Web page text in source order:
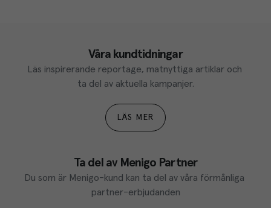
Våra kundtidningar
Läs inspirerande reportage, matnyttiga artiklar och
ta del av aktuella kampanjer.
LÄS MER
Ta del av Menigo Partner
Du som är Menigo-kund kan ta del av våra förmånliga
partner-erbjudanden